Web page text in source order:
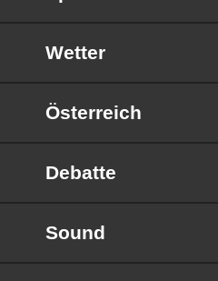
Wetter
Österreich
Debatte
Sound